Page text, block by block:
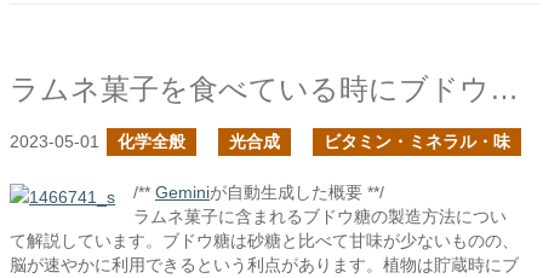
ラムネ菓子を食べている時にブドウ糖の製造方法が気になった
2023-05-01 化学全般 光合成 ビタミン・ミネラル・味
/** Geminiが自動生成した概要 **/
ラムネ菓子に含まれるブドウ糖の製造方法につい
て解説しています。ブドウ糖は砂糖と比べて甘味が少ないものの、
脳が速やかに利用できるという利点があります。植物は貯蔵時にブ